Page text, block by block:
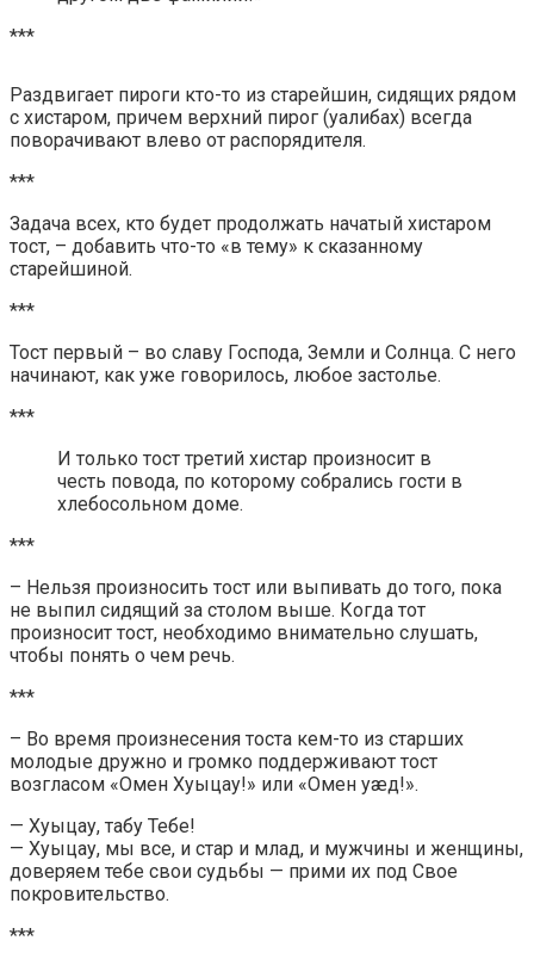
***
Раздвигает пироги кто-то из старейшин, сидящих рядом
с хистаром, причем верхний пирог (уалибах) всегда
поворачивают влево от распорядителя.
***
Задача всех, кто будет продолжать начатый хистаром
тост, – добавить что-то «в тему» к сказанному
старейшиной.
***
Тост первый – во славу Господа, Земли и Солнца. С него
начинают, как уже говорилось, любое застолье.
***
И только тост третий хистар произносит в
честь повода, по которому собрались гости в
хлебосольном доме.
***
– Нельзя произносить тост или выпивать до того, пока
не выпил сидящий за столом выше. Когда тот
произносит тост, необходимо внимательно слушать,
чтобы понять о чем речь.
***
– Во время произнесения тоста кем-то из старших
молодые дружно и громко поддерживают тост
возгласом «Омен Хуыцау!» или «Омен уæд!».
— Хуыцау, табу Тебе!
— Хуыцау, мы все, и стар и млад, и мужчины и женщины,
доверяем тебе свои судьбы — прими их под Свое
покровительство.
***